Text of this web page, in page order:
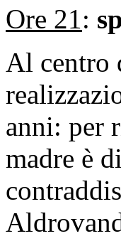
Ore 21:
Al centro
anni: per
madre è